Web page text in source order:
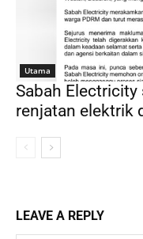
Utama
Sabah
renjatan elektrik
LEAVE A REPLY